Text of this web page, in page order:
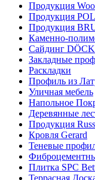
Продукция
Продукция
Продукция
Каменно-
Сайдинг
Закладные
Раскладки
Профиль из
Уличная мебель
Напольное
Деревянные
Продукция
Кровля Gerard
Теневые
Плитка SPC
Террасная